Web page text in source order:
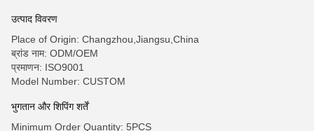
उत्पाद विवरण
Place of Origin: Changzhou,Jiangsu,China
ब्रांड नाम: ODM/OEM
प्रमाणन: ISO9001
Model Number: CUSTOM
भुगतान और शिपिंग शर्तें
Minimum Order Quantity: 5PCS